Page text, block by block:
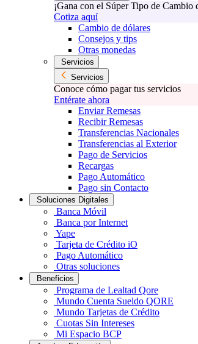
¡Gana con el Súper Tipo de Cambio
Cotiza aquí
Cambio de dólares
Consejos y tips
Otras monedas
Servicios
Servicios
Conoce cómo pagar tus servicios
Entérate ahora
Enviar Remesas
Recibir Remesas
Transferencias Nacionales
Transferencias al Exterior
Pago de Servicios
Recargas
Pago Automático
Pago sin Contacto
Soluciones Digitales
Banca Móvil
Banca por Internet
Yape
Tarjeta de Crédito iO
Pago Automático
Otras soluciones
Beneficios
Programa de Lealtad Qore
Mundo Cuenta Sueldo QORE
Mundo Tarjetas de Crédito
Cuotas Sin Intereses
Mi Espacio BCP